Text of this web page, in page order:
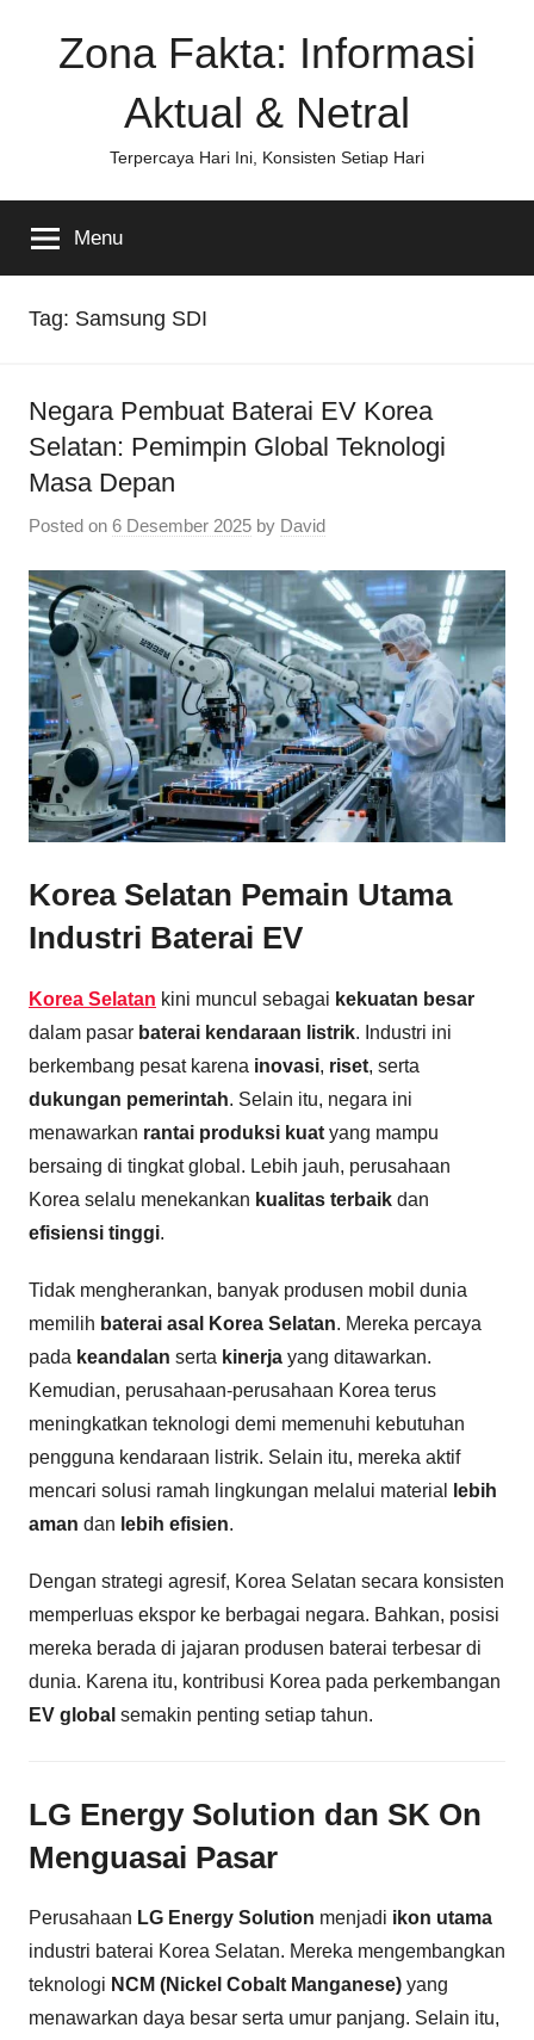
Zona Fakta: Informasi
Aktual & Netral
Terpercaya Hari Ini, Konsisten Setiap Hari
Menu
Tag: Samsung SDI
Negara Pembuat Baterai EV Korea
Selatan: Pemimpin Global Teknologi
Masa Depan
Posted on 6 Desember 2025 by David
Korea Selatan Pemain Utama
Industri Baterai EV
Korea Selatan kini muncul sebagai kekuatan besar
dalam pasar baterai kendaraan listrik. Industri ini
berkembang pesat karena inovasi, riset, serta
dukungan pemerintah. Selain itu, negara ini
menawarkan rantai produksi kuat yang mampu
bersaing di tingkat global. Lebih jauh, perusahaan
Korea selalu menekankan kualitas terbaik dan
efisiensi tinggi.
Tidak mengherankan, banyak produsen mobil dunia
memilih baterai asal Korea Selatan. Mereka percaya
pada keandalan serta kinerja yang ditawarkan.
Kemudian, perusahaan-perusahaan Korea terus
meningkatkan teknologi demi memenuhi kebutuhan
pengguna kendaraan listrik. Selain itu, mereka aktif
mencari solusi ramah lingkungan melalui material
lebih
aman dan lebih efisien.
Dengan strategi agresif, Korea Selatan secara konsisten
memperluas ekspor ke berbagai negara. Bahkan, posisi
mereka berada di jajaran produsen baterai terbesar di
dunia. Karena itu, kontribusi Korea pada perkembangan
EV global semakin penting setiap tahun.
LG Energy Solution dan SK On
Menguasai Pasar
Perusahaan LG Energy Solution menjadi ikon utama
industri baterai Korea Selatan. Mereka mengembangkan
teknologi NCM (Nickel Cobalt Manganese) yang
menawarkan daya besar serta umur panjang. Selain itu,